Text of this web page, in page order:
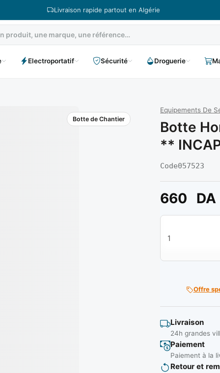
Livraison rapide partout en Algérie
Electroportatif Sécurité Droguerie
Botte de Chantier
Equipements De
Botte
**
Code057523
660 DA
quantité de
Offre
Livraison
24h grandes
Paiement
Paiement à la
Retour et